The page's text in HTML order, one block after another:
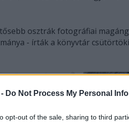
Do Not Process My Personal
opt-out of the sale, sharing to third
osztrák fotográfiai
- írták a könyvtár csütörtöki